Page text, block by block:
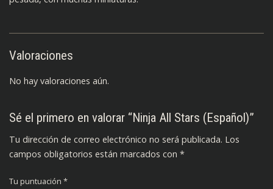
Valoraciones
No hay valoraciones aún.
Sé el primero en valorar “Ninja All Stars (Español)”
Tu dirección de correo electrónico no será publicada. Los
campos obligatorios están marcados con *
Tu puntuación *